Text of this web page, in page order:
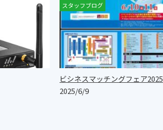
スタッフブログ
ビシネスマッチングフェア2025
2025/6/9